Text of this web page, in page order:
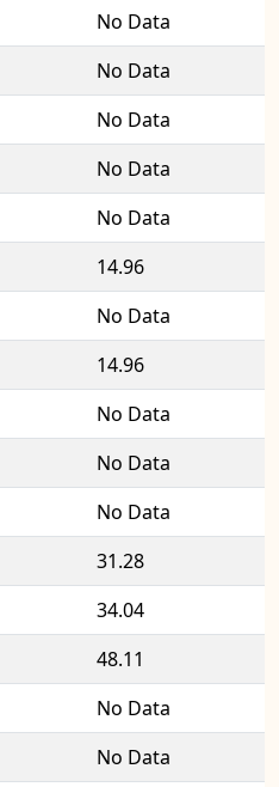
No Data
No Data
No Data
No Data
No Data
14.96
No Data
14.96
No Data
No Data
No Data
31.28
34.04
48.11
No Data
No Data